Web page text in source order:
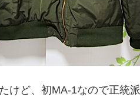
けど、初MA-1なので正統派